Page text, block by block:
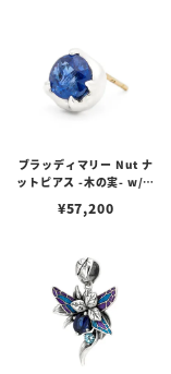
ブラッディマリー Nut ナ
ットピアス -木の実- w/カ
¥57,200